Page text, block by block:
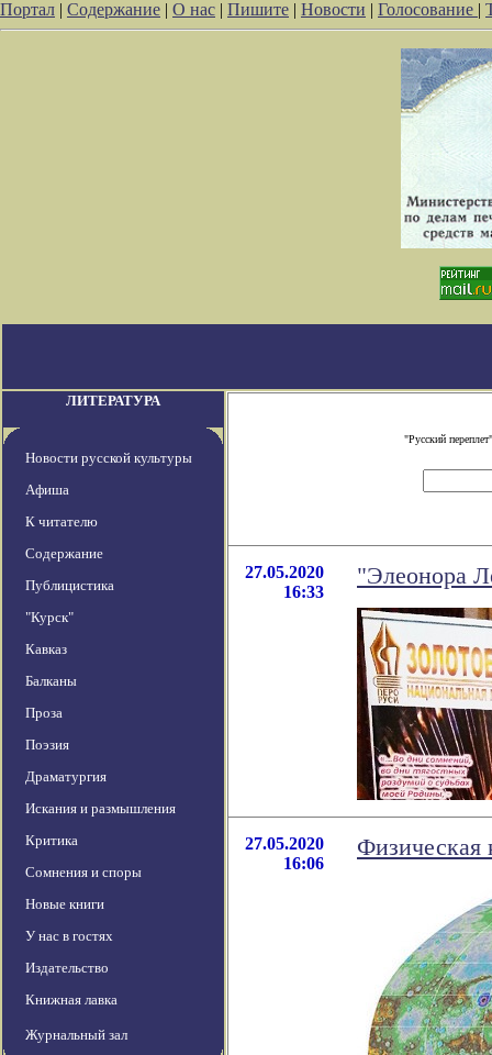
Портал | Содержание | О нас | Пишите | Новости | Голосование |
ЛИТЕРАТУРА
Новости русской культуры
Афиша
К читателю
Содержание
Публицистика
"Курск"
Кавказ
Балканы
Проза
Поэзия
Драматургия
Искания и размышления
Критика
Сомнения и споры
Новые книги
У нас в гостях
Издательство
Книжная лавка
Журнальный зал
"Русский
27.05.2020
16:33
"Элеонора
27.05.2020
16:06
Физическая